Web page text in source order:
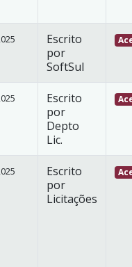
Escrito
por
SoftSul
Escrito
por
Depto
Lic.
Escrito
por
Licitações